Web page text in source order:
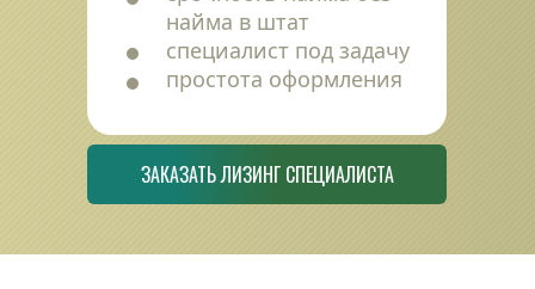
найма в штат
специалист под задачу
простота оформления
ЗАКАЗАТЬ ЛИЗИНГ СПЕЦИАЛИСТА